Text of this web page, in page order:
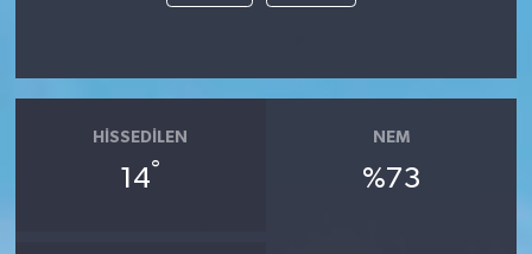
HISSEDILEN
14°
NEM
%73